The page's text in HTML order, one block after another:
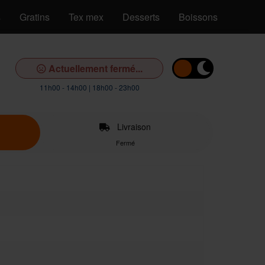
Gratins Tex mex Desserts Boissons
Actuellement fermé...
11h00 - 14h00 | 18h00 - 23h00
Livraison
Fermé